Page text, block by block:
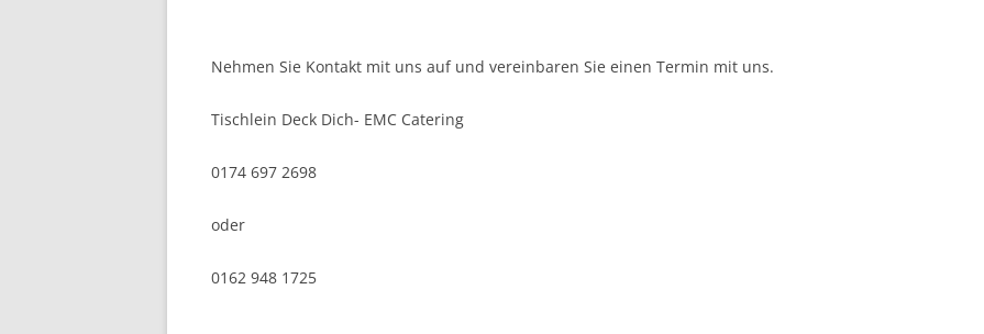
Nehmen Sie Kontakt mit uns auf und vereinbaren Sie einen Termin mit uns.
Tischlein Deck Dich- EMC Catering
0174 697 2698
oder
0162 948 1725